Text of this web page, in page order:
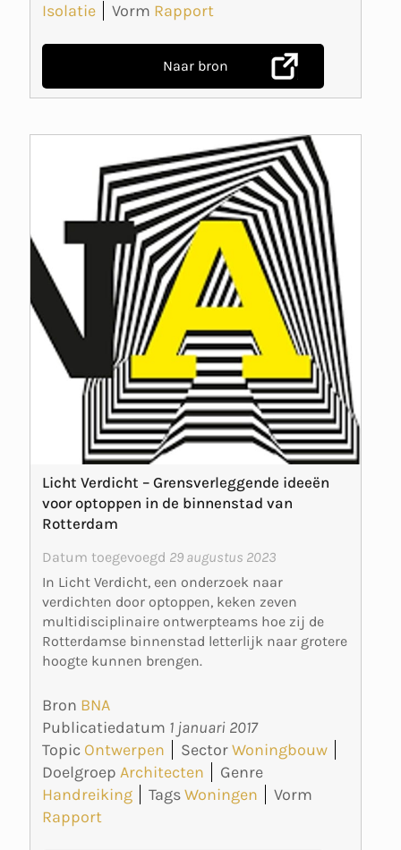
Isolatie
Vorm Rapport
Naar bron
Licht Verdicht – Grensverleggende ideeën
voor optoppen in de binnenstad van
Rotterdam
Datum toegevoegd 29 augustus 2023
In Licht Verdicht, een onderzoek naar
verdichten door optoppen, keken zeven
multidisciplinaire ontwerpteams hoe zij de
Rotterdamse binnenstad letterlijk naar grotere
hoogte kunnen brengen.
Bron BNA
Publicatiedatum 1 januari 2017
Topic Ontwerpen SectorWoningbouw
Doelgroep Architecten
Genre
Handreiking
TagsWoningen
Vorm
Rapport